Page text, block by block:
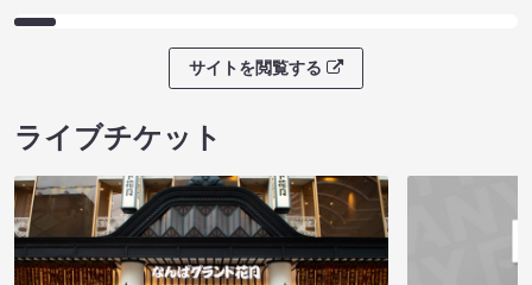
サイトを閲覧する
ライブチケット